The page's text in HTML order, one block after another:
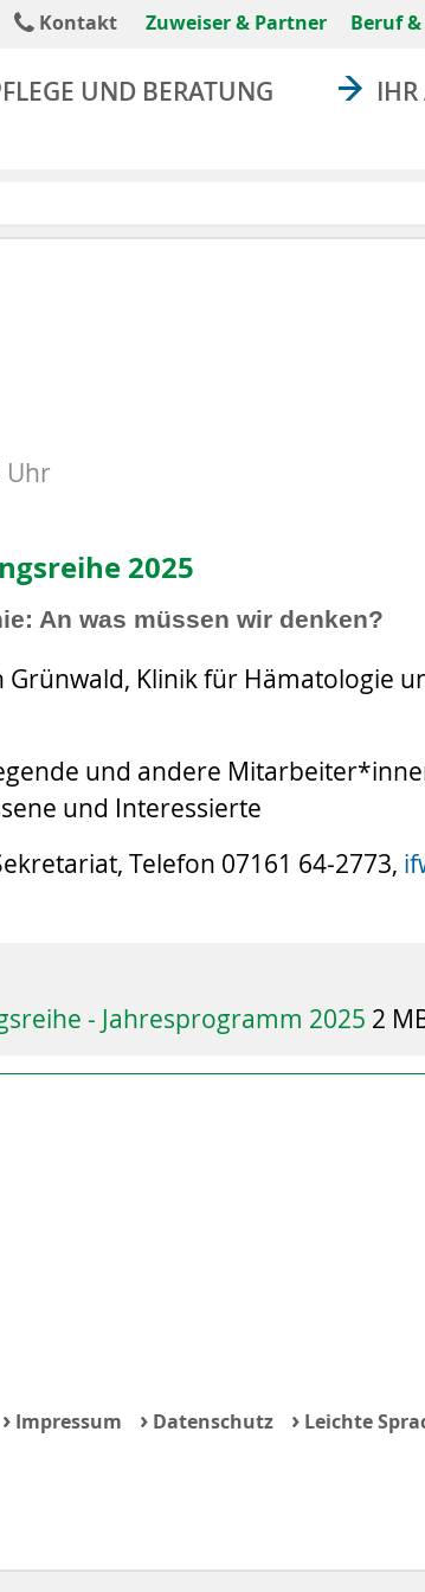
Kontakt Zuweiser & Partner Beruf
UND BERATUNG
Uhr
2025
An was müssen wir denken?
Klinik für Hämatologie
und andere
und Interessierte
Telefon 07161 64-2773,
- Jahresprogramm 2025 2
› Impressum › Datenschutz › Leichte